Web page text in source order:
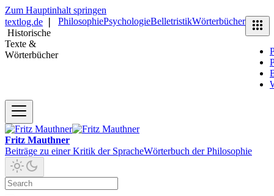
Zum Hauptinhalt springen
textlog.de
Historische
Texte &
Wörterbücher
PhilosophiePsychologieBelletristikWörterbücher
Fritz Mauthner
Beiträge zu einer Kritik der SpracheWörterbuch der Philosophie